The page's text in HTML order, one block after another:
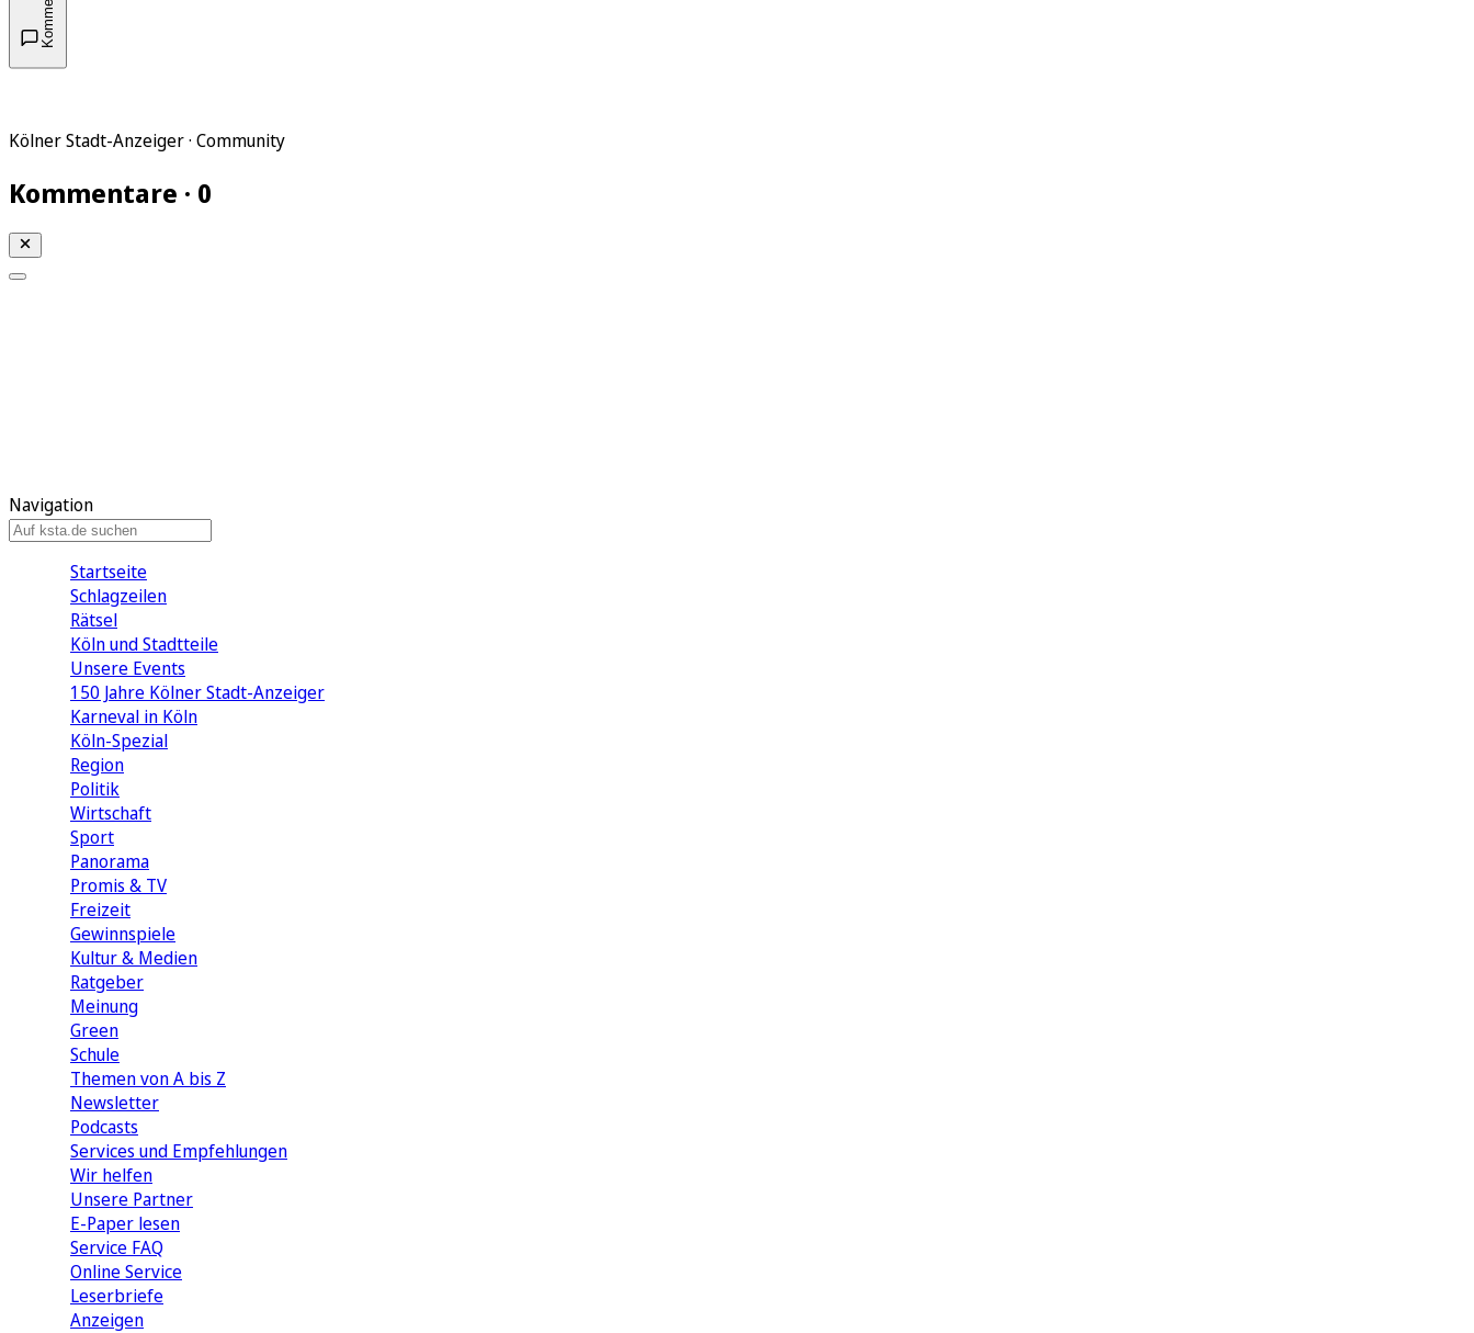
Kölner Stadt-Anzeiger · Community
Kommentare · 0
Navigation
Startseite
Schlagzeilen
Rätsel
Köln und Stadtteile
Unsere Events
150 Jahre Kölner Stadt-Anzeiger
Karneval in Köln
Köln-Spezial
Region
Politik
Wirtschaft
Sport
Panorama
Promis & TV
Freizeit
Gewinnspiele
Kultur & Medien
Ratgeber
Meinung
Green
Schule
Themen von A bis Z
Newsletter
Podcasts
Services und Empfehlungen
Wir helfen
Unsere Partner
E-Paper lesen
Service FAQ
Online Service
Leserbriefe
Anzeigen